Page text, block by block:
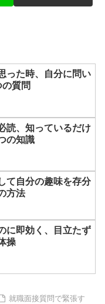
った時、自分に問い
質問
読、知っているだけ
の知識
て自分の趣味を存分
方法
に即効く、目立たず
操
就職面接質問で緊張す